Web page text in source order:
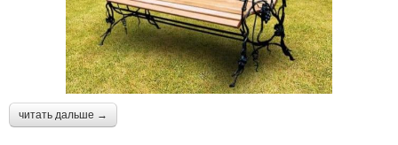
читать дальше →